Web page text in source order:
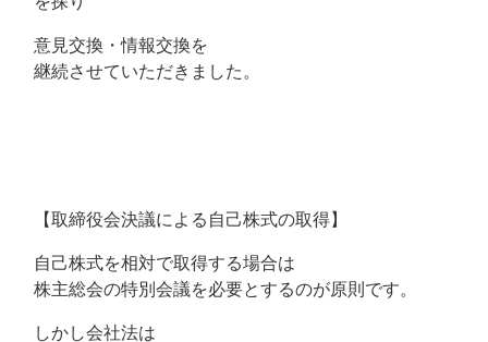
意見交換・情報交換を
継続させていただきました。
【取締役会決議による自己株式の取得】
自己株式を相対で取得する場合は
株主総会の特別会議を必要とするのが原則です。
しかし会社法は